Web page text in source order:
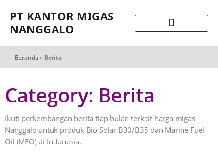
PT KANTOR MIGAS
NANGGALO
Beranda » Berita
Category: Berita
Ikuti perkembangan berita tiap bulan terkait harga migas
Nanggalo untuk produk Bio Solar B30/B35 dan Marine Fuel
Oil (MFO) di Indonesia.